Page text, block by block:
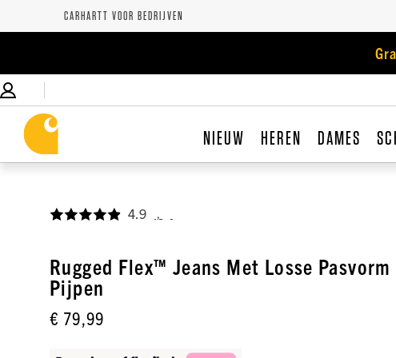
CARHARTT VOOR BEDRIJVEN
NIEUW HEREN DAMES
4.9
Rugged Flex™ Jeans Met Losse
Pijpen
€ 79,99